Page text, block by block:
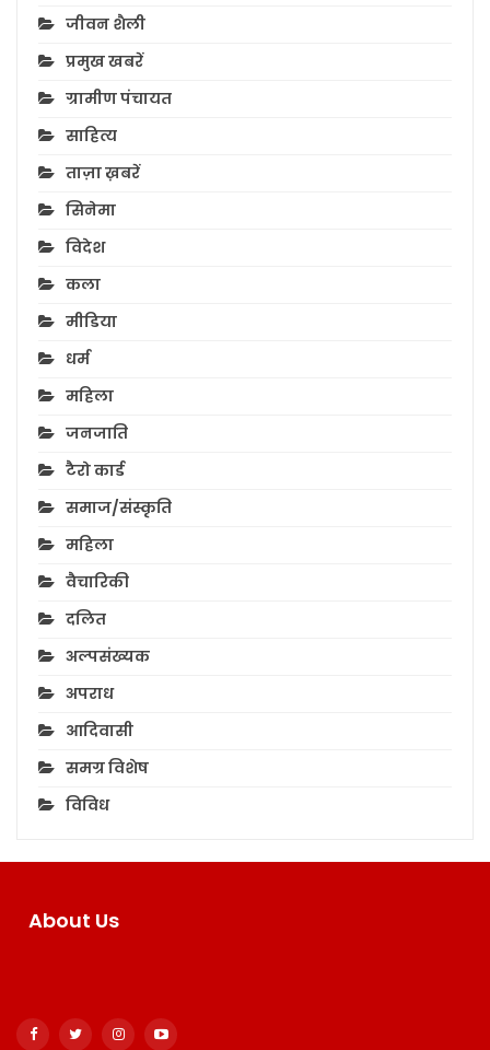
जीवन शैली
प्रमुख खबरें
ग्रामीण पंचायत
साहित्य
ताज़ा ख़बरें
सिनेमा
विदेश
कला
मीडिया
धर्म
महिला
जनजाति
टैरो कार्ड
समाज/संस्कृति
महिला
वैचारिकी
दलित
अल्पसंख्यक
अपराध
आदिवासी
समग्र विशेष
विविध
About Us